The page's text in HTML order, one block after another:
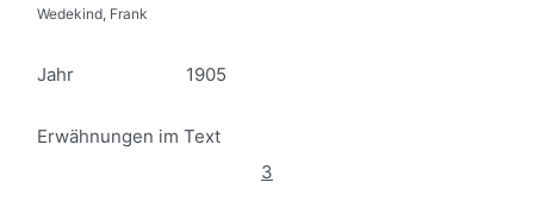
Wedekind, Frank
Jahr 1905
Erwähnungen im Text
3